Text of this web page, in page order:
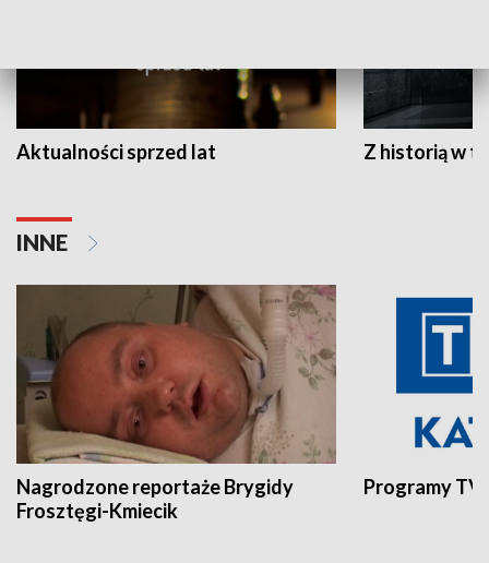
Aktualności sprzed lat Z historią w
INNE
Nagrodzone reportaże Brygidy
Frosztęgi-Kmiecik
Programy